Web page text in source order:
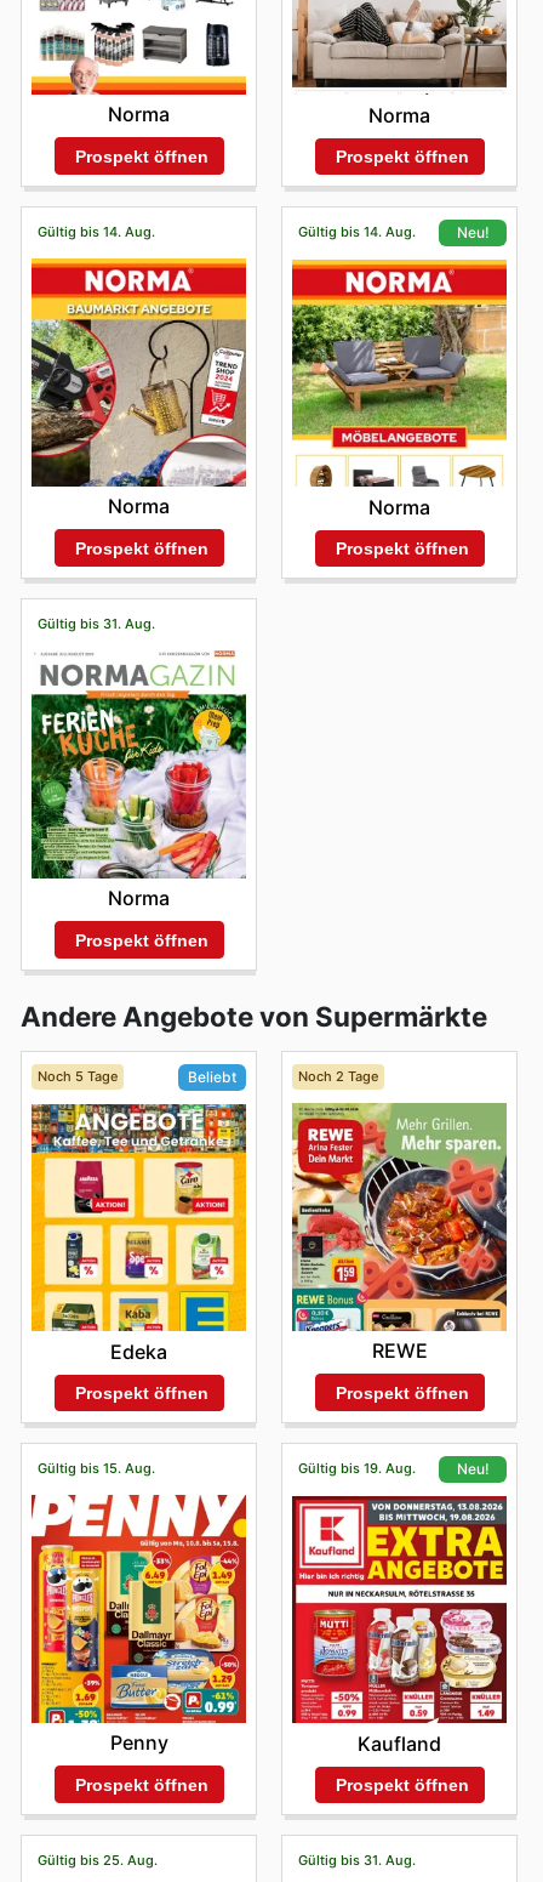
Norma
Prospekt öffnen
Norma
Prospekt öffnen
Gültig bis 14. Aug.
Norma
Prospekt öffnen
Gültig bis 14. Aug. Neu!
Norma
Prospekt öffnen
Gültig bis 31. Aug.
Norma
Prospekt öffnen
Andere Angebote von Supermärkte
Noch 5 Tage Beliebt
Edeka
Prospekt öffnen
Noch 2 Tage
REWE
Prospekt öffnen
Gültig bis 15. Aug.
Penny
Prospekt öffnen
Gültig bis 19. Aug. Neu!
Kaufland
Prospekt öffnen
Gültig bis 25. Aug. Gültig bis 31. Aug.